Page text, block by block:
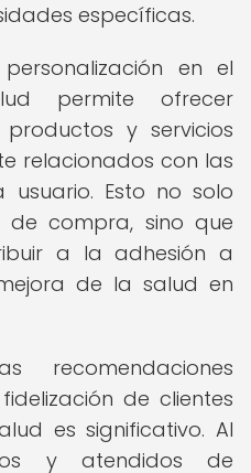
específicas.
en el
permite ofrecer
y servicios
relacionados con las
Esto no solo
de compra, sino que
a la adhesión a
de la salud en
de clientes
es significativo. Al
y atendidos de